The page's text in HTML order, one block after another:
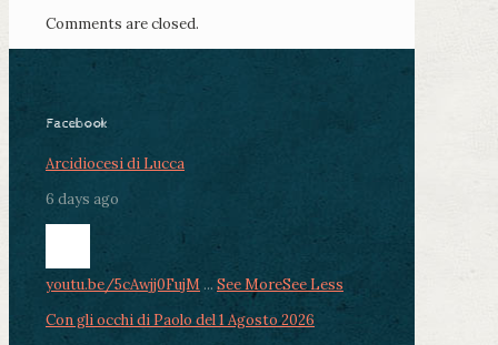
Comments are closed.
Facebook
Arcidiocesi di Lucca
6 days ago
youtu.be/5cAwjj0FujM ... See MoreSee Less
Con gli occhi di Paolo del 1 Agosto 2026